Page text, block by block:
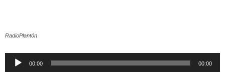
RadioPlantón
Reproductor
00:00 00:00